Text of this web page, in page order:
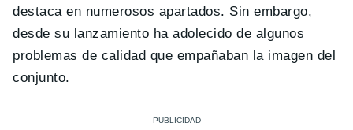
destaca en numerosos apartados. Sin embargo,
desde su lanzamiento ha adolecido de algunos
problemas de calidad que empañaban la imagen del
conjunto.